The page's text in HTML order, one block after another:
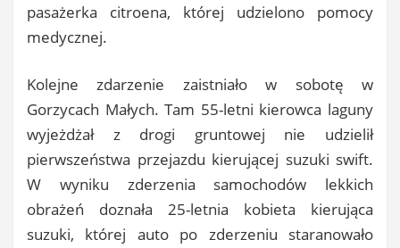
pasażerka citroena, której udzielono pomocy
medycznej.
Kolejne zdarzenie zaistniało w sobotę w
Gorzycach Małych. Tam 55-letni kierowca laguny
wyjeżdżał z drogi gruntowej nie udzielił
pierwszeństwa przejazdu kierującej suzuki swift.
W wyniku zderzenia samochodów lekkich
obrażeń doznała 25-letnia kobieta kierująca
suzuki, której auto po zderzeniu staranowało